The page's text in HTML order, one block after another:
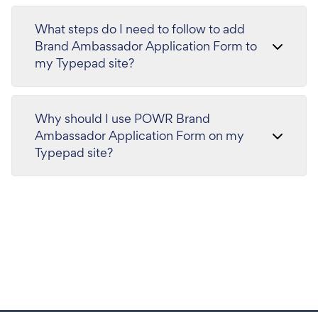
What steps do I need to follow to add
Brand Ambassador Application Form to
my Typepad site?
Why should I use POWR Brand
Ambassador Application Form on my
Typepad site?